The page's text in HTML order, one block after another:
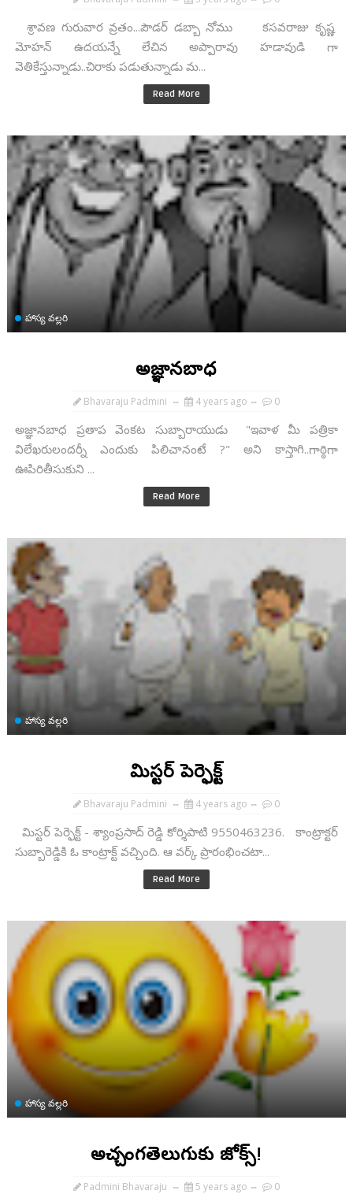
శ్రావణ గురువార వ్రతం...పౌడర్ డబ్బా నోము కసవరాజు కృష్ణ
మోహన్ ఉదయన్నే లేచిన అప్పారావు హడావుడి గా
వెతికేస్తున్నాడు..చిరాకు పడుతున్నాడు మ...
Read More
హాస్య వల్లరి
అజ్ఞానబాధ
Bhavaraju Padmini 4 years ago 0
అజ్ఞానబాధ ప్రతాప వెంకట సుబ్బారాయుడు "ఇవాళ మీ పత్రికా
విలేఖరులందర్నీ ఎందుకు పిలిచానంటే ?" అని కాస్తాగి..గాఠ్ఠిగా
ఊపిరితీసుకుని ...
Read More
హాస్య వల్లరి
మిస్టర్ పెర్ఫెక్ట్
Bhavaraju Padmini 4 years ago 0
మిస్టర్ పెర్ఫెక్ట్ - శ్యాంప్రసాద్ రెడ్డి కోర్శిపాటి 9550463236. కాంట్రాక్టర్
సుబ్బారెడ్డికి ఓ కాంట్రాక్ట్ వచ్చింది. ఆ వర్క్ ప్రారంభించటా...
Read More
హాస్య వల్లరి
అచ్చంగతెలుగుకు జోక్స్!
Padmini Bhavaraju 5 years ago 0